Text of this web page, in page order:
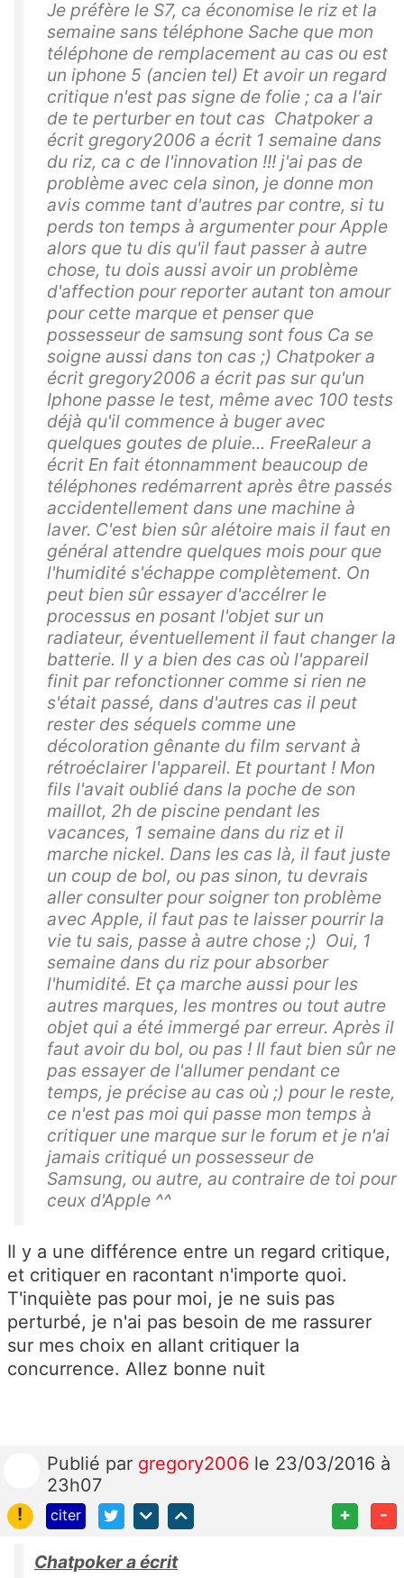
Je préfère le S7, ca économise le riz et la
semaine sans téléphone Sache que mon
téléphone de remplacement au cas ou est
un iphone 5 (ancien tel) Et avoir un regard
critique n'est pas signe de folie ; ca a l'air
de te perturber en tout cas Chatpoker a
écrit gregory2006 a écrit 1 semaine dans
du riz, ca c de l'innovation !!! j'ai pas de
problème avec cela sinon, je donne mon
avis comme tant d'autres par contre, si tu
perds ton temps à argumenter pour Apple
alors que tu dis qu'il faut passer à autre
chose, tu dois aussi avoir un problème
d'affection pour reporter autant ton amour
pour cette marque et penser que
possesseur de samsung sont fous Ca se
soigne aussi dans ton cas ;) Chatpoker a
écrit gregory2006 a écrit pas sur qu'un
Iphone passe le test, même avec 100 tests
déjà qu'il commence à buger avec
quelques goutes de pluie... FreeRaleur a
écrit En fait étonnamment beaucoup de
téléphones redémarrent après être passés
accidentellement dans une machine à
laver. C'est bien sûr alétoire mais il faut en
général attendre quelques mois pour que
l'humidité s'échappe complètement. On
peut bien sûr essayer d'accélrer le
processus en posant l'objet sur un
radiateur, éventuellement il faut changer la
batterie. Il y a bien des cas où l'appareil
finit par refonctionner comme si rien ne
s'était passé, dans d'autres cas il peut
rester des séquels comme une
décoloration gênante du film servant à
rétroéclairer l'appareil. Et pourtant ! Mon
fils l'avait oublié dans la poche de son
maillot, 2h de piscine pendant les
vacances, 1 semaine dans du riz et il
marche nickel. Dans les cas là, il faut juste
un coup de bol, ou pas sinon, tu devrais
aller consulter pour soigner ton problème
avec Apple, il faut pas te laisser pourrir la
vie tu sais, passe à autre chose ;) Oui, 1
semaine dans du riz pour absorber
l'humidité. Et ça marche aussi pour les
autres marques, les montres ou tout autre
objet qui a été immergé par erreur. Après il
faut avoir du bol, ou pas ! Il faut bien sûr ne
pas essayer de l'allumer pendant ce
temps, je précise au cas où ;) pour le reste,
ce n'est pas moi qui passe mon temps à
critiquer une marque sur le forum et je n'ai
jamais critiqué un possesseur de
Samsung, ou autre, au contraire de toi pour
ceux d'Apple ^^
Il y a une différence entre un regard critique,
et critiquer en racontant n'importe quoi.
T'inquiète pas pour moi, je ne suis pas
perturbé, je n'ai pas besoin de me rassurer
sur mes choix en allant critiquer la
concurrence. Allez bonne nuit
Publié par gregory2006 le 23/03/2016 à
23h07
!
citer + -
Chatpoker a écrit